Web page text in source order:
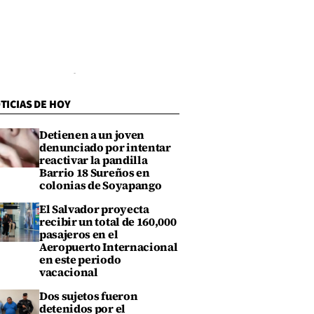
DE HOY
Detienen a un joven
denunciado por intentar
reactivar la pandilla
Barrio 18 Sureños en
colonias de Soyapango
El Salvador proyecta
recibir un total de 160,000
pasajeros en el
Aeropuerto Internacional
en este periodo
vacacional
Dos sujetos fueron
detenidos por el